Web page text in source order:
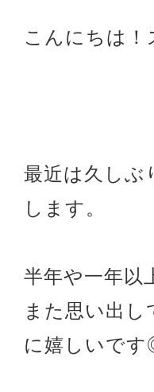
こんにちは
最近は久しぶ
します。
半年や一年以
また思い出
に嬉しいで